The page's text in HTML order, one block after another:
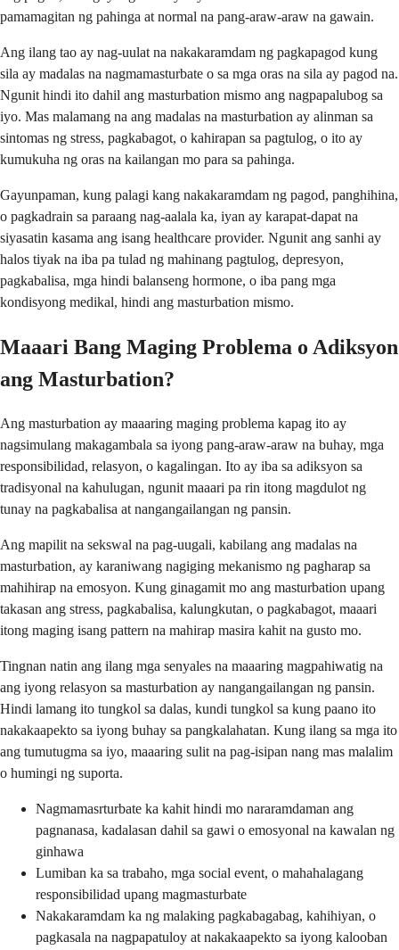
pamamagitan ng pahinga at normal na pang-araw-araw na gawain.
Ang ilang tao ay nag-uulat na nakakaramdam ng pagkapagod kung
sila ay madalas na nagmamasturbate o sa mga oras na sila ay pagod na.
Ngunit hindi ito dahil ang masturbation mismo ang nagpapalubog sa
iyo. Mas malamang na ang madalas na masturbation ay alinman sa
sintomas ng stress, pagkabagot, o kahirapan sa pagtulog, o ito ay
kumukuha ng oras na kailangan mo para sa pahinga.
Gayunpaman, kung palagi kang nakakaramdam ng pagod, panghihina,
o pagkadrain sa paraang nag-aalala ka, iyan ay karapat-dapat na
siyasatin kasama ang isang healthcare provider. Ngunit ang sanhi ay
halos tiyak na iba pa tulad ng mahinang pagtulog, depresyon,
pagkabalisa, mga hindi balanseng hormone, o iba pang mga
kondisyong medikal, hindi ang masturbation mismo.
Maaari Bang Maging Problema o Adiksyon
ang Masturbation?
Ang masturbation ay maaaring maging problema kapag ito ay
nagsimulang makagambala sa iyong pang-araw-araw na buhay, mga
responsibilidad, relasyon, o kagalingan. Ito ay iba sa adiksyon sa
tradisyonal na kahulugan, ngunit maaari pa rin itong magdulot ng
tunay na pagkabalisa at nangangailangan ng pansin.
Ang mapilit na sekswal na pag-uugali, kabilang ang madalas na
masturbation, ay karaniwang nagiging mekanismo ng pagharap sa
mahihirap na emosyon. Kung ginagamit mo ang masturbation upang
takasan ang stress, pagkabalisa, kalungkutan, o pagkabagot, maaari
itong maging isang pattern na mahirap masira kahit na gusto mo.
Tingnan natin ang ilang mga senyales na maaaring magpahiwatig na
ang iyong relasyon sa masturbation ay nangangailangan ng pansin.
Hindi lamang ito tungkol sa dalas, kundi tungkol sa kung paano ito
nakakaapekto sa iyong buhay sa pangkalahatan. Kung ilang sa mga ito
ang tumutugma sa iyo, maaaring sulit na pag-isipan nang mas malalim
o humingi ng suporta.
Nagmamasrturbate ka kahit hindi mo nararamdaman ang
pagnanasa, kadalasan dahil sa gawi o emosyonal na kawalan ng
ginhawa
Lumiban ka sa trabaho, mga social event, o mahahalagang
responsibilidad upang magmasturbate
Nakakaramdam ka ng malaking pagkabagabag, kahihiyan, o
pagkasala na nagpapatuloy at nakakaapekto sa iyong kalooban